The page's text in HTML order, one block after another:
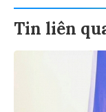
Tin liên